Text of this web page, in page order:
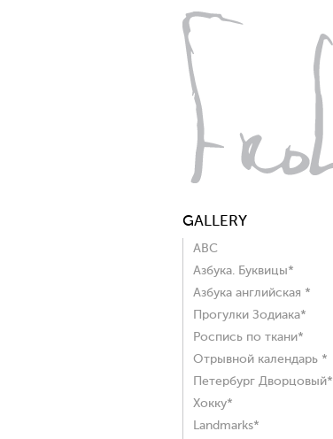
GALLERY
ABC
Азбука. Буквицы*
Азбука английская *
Прогулки Зодиака*
Роспись по ткани*
Отрывной календарь *
Петербург Дворцовый*
Хокку*
Landmarks*